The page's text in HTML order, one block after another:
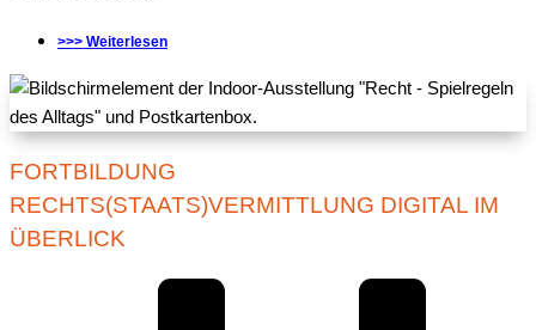
>>> Weiterlesen
FORTBILDUNG
RECHTS(STAATS)VERMITTLUNG DIGITAL IM
ÜBERLICK